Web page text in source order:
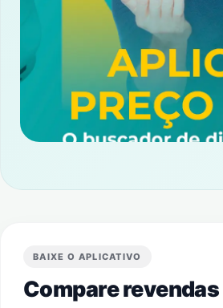
BAIXE O APLICATIVO
Compare